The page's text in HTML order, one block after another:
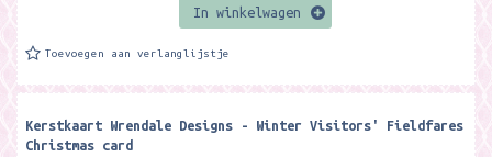
In winkelwagen
Toevoegen aan verlanglijstje
Kerstkaart Wrendale Designs - Winter Visitors' Fieldfares
Christmas card ​